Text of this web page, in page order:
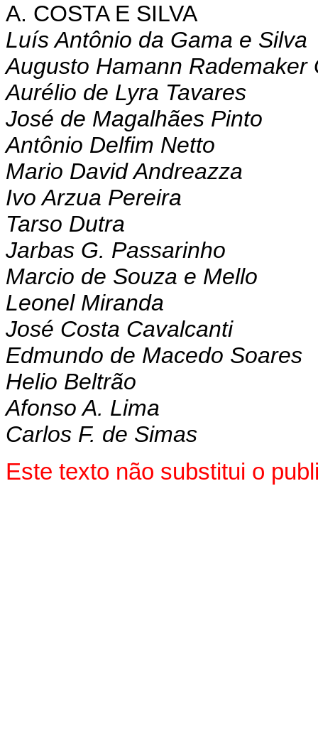
A. COSTA E SILVA
Luís Antônio da Gama e Silva
Augusto Hamann Rademaker
Aurélio de Lyra Tavares
José de Magalhães Pinto
Antônio Delfim Netto
Mario David Andreazza
Ivo Arzua Pereira
Tarso Dutra
Jarbas G. Passarinho
Marcio de Souza e Mello
Leonel Miranda
José Costa Cavalcanti
Edmundo de Macedo Soares
Helio Beltrão
Afonso A. Lima
Carlos F. de Simas
Este texto não substitui o